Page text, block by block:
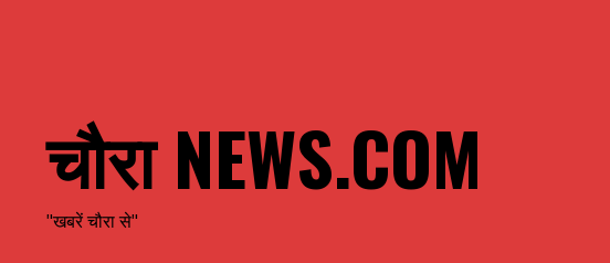
चौरा NEWS.COM
"खबरें चौरा से"